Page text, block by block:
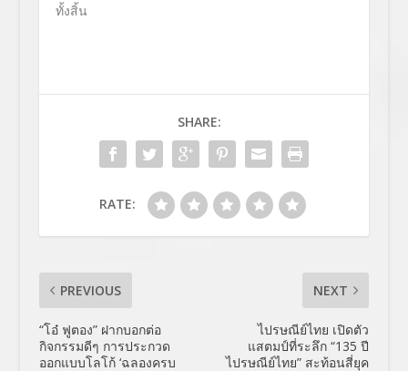
ทั้งสิ้น
SHARE:
RATE:
PREVIOUS
“โอ๋ ฟูตอง” ฝากบอกต่อ
กิจกรรมดีๆ การประกวด
ออกแบบโลโก้ ‘ฉลองครบ
NEXT
ไปรษณีย์ไทย เปิดตัว
แสตมป์ที่ระลึก “135 ปี
ไปรษณีย์ไทย” สะท้อนสี่ยุค